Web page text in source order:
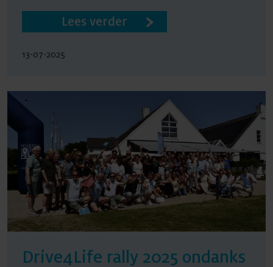
Lees verder
13-07-2025
Drive4Life rally 2025 ondanks